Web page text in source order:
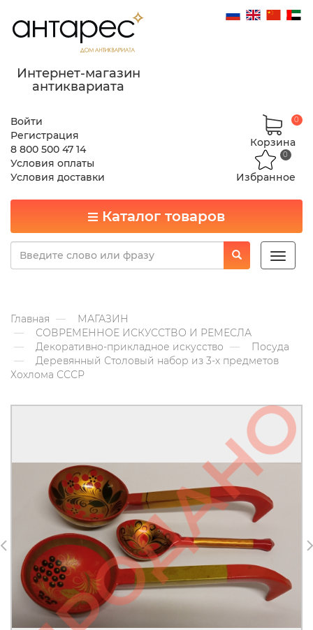
Интернет-магазин
антиквариата
Войти
Регистрация
8 800 500 47 14
Условия оплаты
Условия доставки
Корзина
0
Избранное
0
Каталог товаров
Toggle
Главная
МАГАЗИН
СОВРЕМЕННОЕ ИСКУССТВО И РЕМЕСЛА
Декоративно-прикладное искусство
Посуда
Деревянный Столовый набор из 3-х предметов
Хохлома СССР